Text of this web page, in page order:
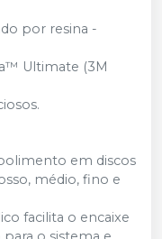
por resina -
Ultimate (3M
em discos
médio, fino e
facilita o encaixe